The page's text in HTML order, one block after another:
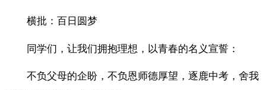
横批：百日圆梦
同学们，让我们拥抱理想，以青春的名义宣誓：
不负父母的企盼，不负恩师德厚望，逐鹿中考，舍我